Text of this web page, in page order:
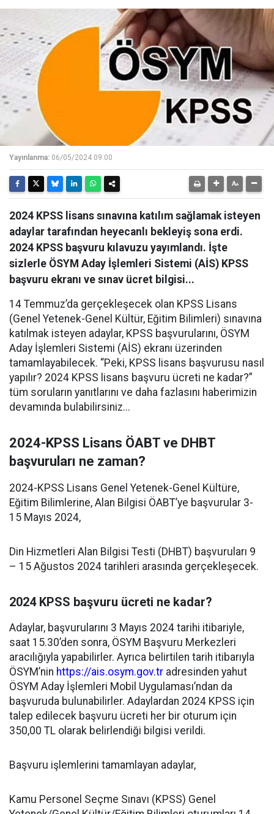
Yayınlanma: 06/05/2024 09:00
2024 KPSS lisans sınavına katılım sağlamak isteyen
adaylar tarafından heyecanlı bekleyiş sona erdi.
2024 KPSS başvuru kılavuzu yayımlandı. İşte
sizlerle ÖSYM Aday İşlemleri Sistemi (AİS) KPSS
başvuru ekranı ve sınav ücret bilgisi...
14 Temmuz’da gerçekleşecek olan KPSS Lisans
(Genel Yetenek-Genel Kültür, Eğitim Bilimleri) sınavına
katılmak isteyen adaylar, KPSS başvurularını, ÖSYM
Aday İşlemleri Sistemi (AİS) ekranı üzerinden
tamamlayabilecek. “Peki, KPSS lisans başvurusu nasıl
yapılır? 2024 KPSS lisans başvuru ücreti ne kadar?”
tüm soruların yanıtlarını ve daha fazlasını haberimizin
devamında bulabilirsiniz...
2024-KPSS Lisans ÖABT ve DHBT
başvuruları ne zaman?
2024-KPSS Lisans Genel Yetenek-Genel Kültüre,
Eğitim Bilimlerine, Alan Bilgisi ÖABT’ye başvurular 3-
15 Mayıs 2024,
Din Hizmetleri Alan Bilgisi Testi (DHBT) başvuruları 9
– 15 Ağustos 2024 tarihleri arasında gerçekleşecek.
2024 KPSS başvuru ücreti ne kadar?
Adaylar, başvurularını 3 Mayıs 2024 tarihi itibariyle,
saat 15.30’den sonra, ÖSYM Başvuru Merkezleri
aracılığıyla yapabilirler. Ayrıca belirtilen tarih itibarıyla
ÖSYM’nin https://ais.osym.gov.tr adresinden yahut
ÖSYM Aday İşlemleri Mobil Uygulaması’ndan da
başvuruda bulunabilirler. Adaylardan 2024 KPSS için
talep edilecek başvuru ücreti her bir oturum için
350,00 TL olarak belirlendiği bilgisi verildi.
Başvuru işlemlerini tamamlayan adaylar,
Kamu Personel Seçme Sınavı (KPSS) Genel